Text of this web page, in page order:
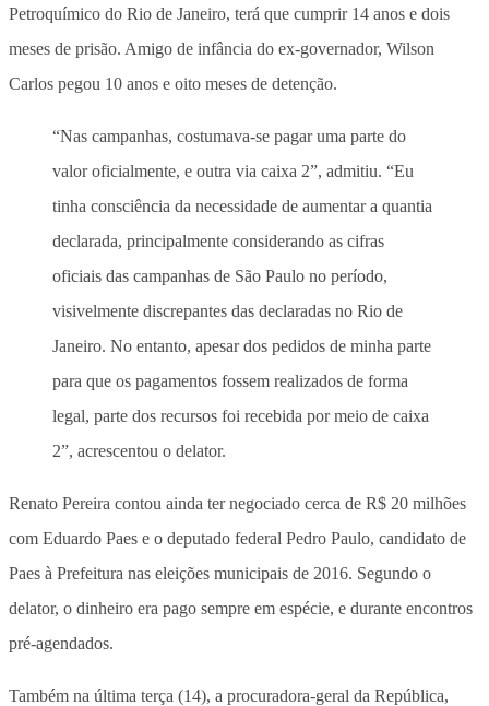
Petroquímico do Rio de Janeiro, terá que cumprir 14 anos e dois
meses de prisão. Amigo de infância do ex-governador, Wilson
Carlos pegou 10 anos e oito meses de detenção.
“Nas campanhas, costumava-se pagar uma parte do
valor oficialmente, e outra via caixa 2”, admitiu. “Eu
tinha consciência da necessidade de aumentar a quantia
declarada, principalmente considerando as cifras
oficiais das campanhas de São Paulo no período,
visivelmente discrepantes das declaradas no Rio de
Janeiro. No entanto, apesar dos pedidos de minha parte
para que os pagamentos fossem realizados de forma
legal, parte dos recursos foi recebida por meio de caixa
2”, acrescentou o delator.
Renato Pereira contou ainda ter negociado cerca de R$ 20 milhões
com Eduardo Paes e o deputado federal Pedro Paulo, candidato de
Paes à Prefeitura nas eleições municipais de 2016. Segundo o
delator, o dinheiro era pago sempre em espécie, e durante encontros
pré-agendados.
Também na última terça (14), a procuradora-geral da República,